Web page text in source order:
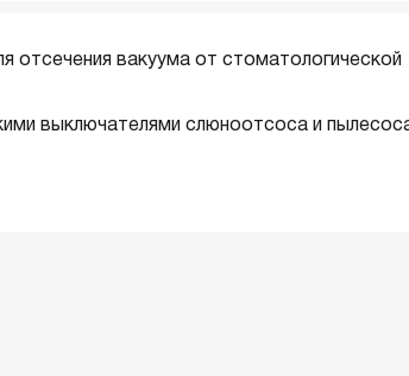
отсечения вакуума от стоматологической
выключателями слюноотсоса и